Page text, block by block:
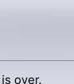
over.